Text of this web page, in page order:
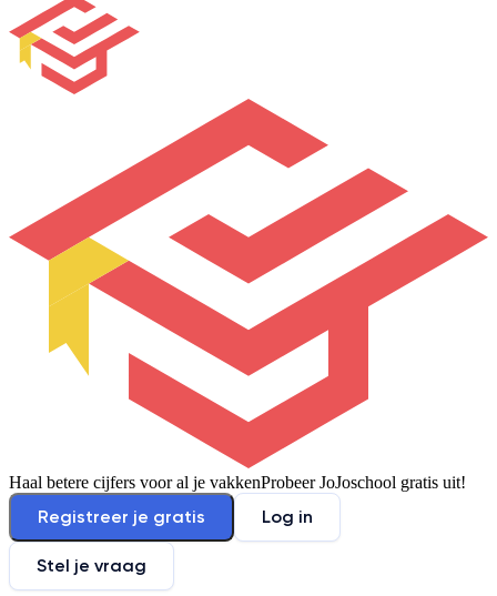
Haal betere cijfers voor al je vakkenProbeer JoJoschool gratis uit!
Registreer je gratis Log in
Stel je vraag